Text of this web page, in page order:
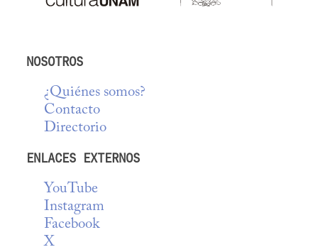
NOSOTROS
¿Quiénes somos?
Contacto
Directorio
ENLACES EXTERNOS
YouTube
Instagram
Facebook
X